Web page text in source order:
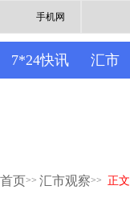
手机网
7*24快讯 汇市
首页>> 汇市观察>> 正文